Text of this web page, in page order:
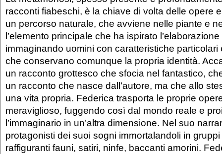
racconti fiabeschi, è la chiave di volta delle opere
un percorso naturale, che avviene nelle piante e
l’elemento principale che ha ispirato
immaginando uomini con caratteristiche particolari
che conservano comunque la propria identità.
un racconto grottesco che sfocia nel fantastico,
un racconto che nasce dall’autore, ma che allo
una vita propria. Federica trasporta le proprie
meraviglioso, fuggendo così dal mondo reale e
l’immaginario in un’altra dimensione. Nel suo
protagonisti dei suoi sogni immortalandoli in
raffiguranti fauni, satiri, ninfe, baccanti amorini.